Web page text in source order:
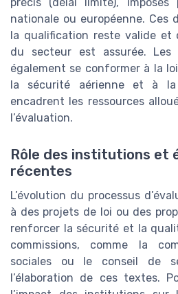
nationale ou européenne. Ces
la qualification reste valide et
du secteur est assurée. Les
également se conformer à la
la sécurité aérienne et à
encadrent les ressources
l’évaluation.
Rôle des institutions et
récentes
L’évolution du processus
à des projets de loi ou des
renforcer la sécurité et la
commissions, comme la
sociales ou le conseil de
l’élaboration de ces textes.